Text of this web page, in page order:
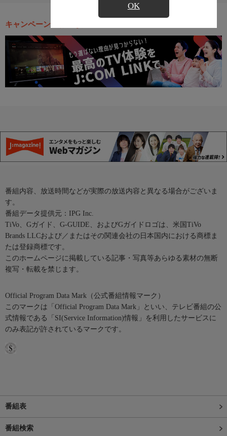
OK
キャンペーン・お得な情報
番組内容、放送時間などが実際の放送内容と異なる場合がございま
す。
番組データ提供元：IPG Inc.
TiVo、Gガイド、G-GUIDE、およびGガイドロゴは、米国TiVo
Brands LLCおよび／またはその関連会社の日本国内における商標ま
たは登録商標です。
このホームページに掲載している記事・写真等あらゆる素材の無断
複写・転載を禁じます。
Official Program Data Mark（公式番組情報マーク）
このマークは「Official Program Data Mark」といい、テレビ番組の公
式情報である「SI(Service Information)情報」を利用したサービスに
のみ表記が許されているマークです。
番組表
番組検索